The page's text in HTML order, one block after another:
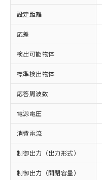
設定距離
応差
検出可能物体
標準検出物体
応答周波数
電源電圧
消費電流
制御出力（出力形式）
制御出力（開閉容量）